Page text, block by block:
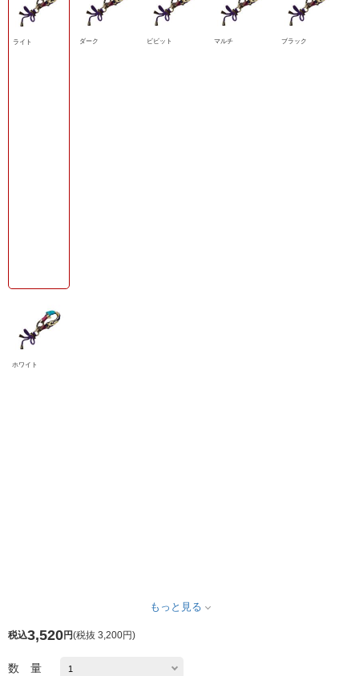
ライト ダーク ビビット マルチ ブラック
ホワイト
もっと見る
税込3,520円(税抜 3,200円)
数 量